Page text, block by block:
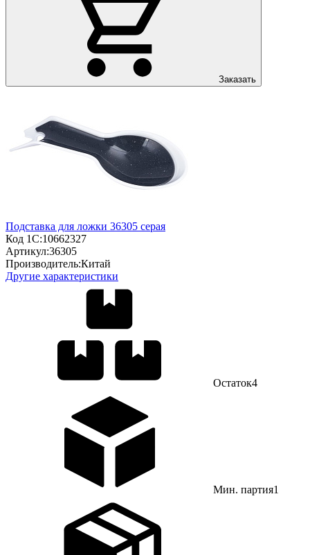
Заказать
Подставка для ложки 36305 серая
Код 1С:10662327
Артикул:36305
Производитель:Китай
Другие характеристики
Остаток4
Мин. партия1